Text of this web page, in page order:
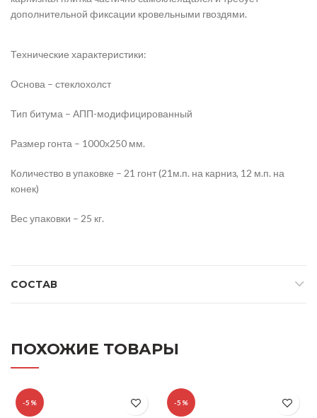
дополнительной фиксации кровельными гвоздями.
Технические характеристики:
Основа – стеклохолст
Тип битума – АПП-модифицированный
Размер гонта – 1000х250 мм.
Количество в упаковке – 21 гонт (21м.п. на карниз, 12 м.п. на
конек)
Вес упаковки – 25 кг.
СОСТАВ
ПОХОЖИЕ ТОВАРЫ
-5% -5%